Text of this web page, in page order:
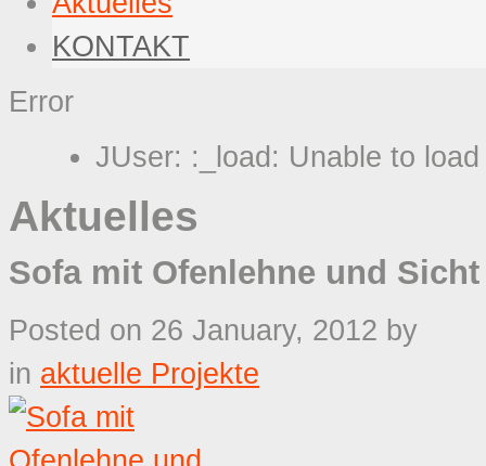
KONTAKT
Error
JUser: :_load: Unable to
Aktuelles
Sofa mit Ofenlehne und
Posted on 26 January, 2012 by
in aktuelle Projekte